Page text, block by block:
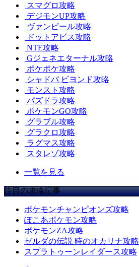
スマグロ攻略
デジモンUP攻略
ヴァンピール攻略
ドットアビス攻略
NTE攻略
Gジェネエターナル攻略
ポケポケ攻略
シャドバ ビヨンド攻略
モンスト攻略
パズドラ攻略
ポケモンGO攻略
グラブル攻略
グラクロ攻略
ラグマス攻略
スタレゾ攻略
一覧を見る
注目の攻略記事
ポケモンチャンピオンズ攻略
ぽこあポケモン攻略
ポケモンZA攻略
ゼルダの伝説 時のオカリナ攻略
スプラトゥーンレイダース攻略